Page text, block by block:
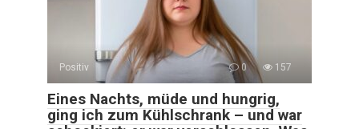
Positiv 0 157
Eines Nachts, müde und hungrig,
ging ich zum Kühlschrank – und war